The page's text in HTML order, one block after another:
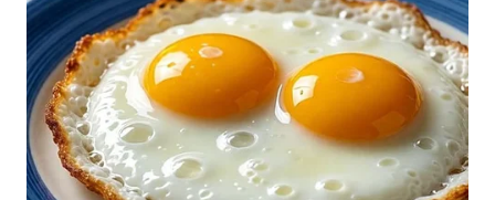
WN
PAKPAK
WN
KARAWANG